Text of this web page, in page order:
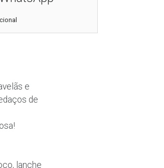
e
de
lanche